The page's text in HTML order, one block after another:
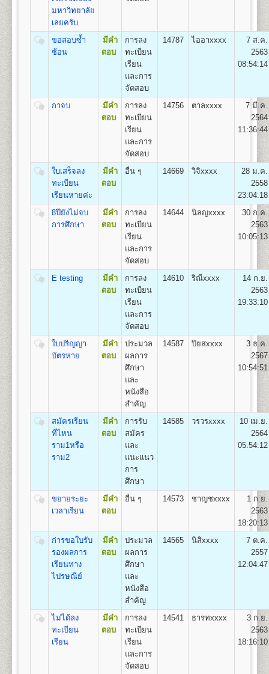
กลุ่มวิชาเอกการปกครอง (Plan A),
2. กลุ่มวิชาเอกความสัมพันธ์ระหว่างประเทศ (Plan B)
3. และกลุ่มวิชาเอกการบริหารรัฐกิจ (Plan C)
หลักสูตร 4 ปี จำนวน 137
หน่วยกิต
ชื่อปริญญา
เศรษฐศาสตรบัณฑิต (ศ.บ.) Bachelor of
Economics (B.Econ.)
เศรษฐศาสตร์ทฤษฎีและเชิงปริมาณ
เศรษฐศาสตร์ธุรกิจและอุตสาหกรรม เศรษฐศาสตร์การ
เงินและการบริหารความเสี่ยง เศรษฐศาสตร์การคลังและ
การพัฒนา เศรษฐศาสตร์ระหว่างประเทศและโลกาภิวัตน์
และเศรษฐศาสตร์การเกษตร
คณะสื่อสารมวลชน
หลักสูตร 4 ปี จำนวน 144
ศิลปศาสตรบัณฑิต (สื่อสารมวลชน) ศศ.บ.
(สื่อสารมวลชน) Bachelor of Arts (Mass
Communication) B.A. (Mass Communication)
คือ สาขาวิชาสื่อสารมวลชน
คณะพัฒนาทรัพยากรมนุษย์
เปิดสอนระดับปริญญาตรี
หลักสูตร 4 ปี จำนวน 132
ศิลปศาสตรบัณฑิต(การพัฒนาทรัพยากร
มนุษย์) ศ.ศ.บ.(การพัฒนาทรัพยากรมนุษย์) Bachelor of
Arts (Human Resourse Development) B.A. (Human
Resourse Development)
เปิดสอน1 สาขาวิชาคือ สาขาวิชาพัฒนาทรัพยากร
มนุษย์
หลักสูตร 4 ปี จำนวน 138 -148
หน่วยกิต
ชื่อปริญญาวิศวกรรมศาสตรบัณฑิต (วศ.บ.) Bachelor of
เปิดสอน5สาขาวิชาคือ
1.สาขาวิชาวิศวกรรมโยธา
2.สาขาวิชาวิศวกรรมอุตสาหการ
3.สาขาวิชาวิศวกรรมพลังงาน
4.สาขาวิชาวิศวกรรมคอมพิวเตอร์
5.สาขาวิชาวิศวกรรมสิ่งแวดล้อม
คณะศิลปกรรมศาสตร์
เปิดสอนระดับปริญญาตรี
หลักสูตร 4 ปี 137-139
ศิลปกรรมศาสตรบัณฑิต (ศป.บ) Bachelor of
ประวัตินักศึกษาใหม่ (ม.ร.๒๕) สำ หรับแผ่นระบายให้ใส่
ไว้ในคู่มือ ม.ร. ๒๕
๕. เอกสารอื่นๆ(ถ้ามี) กรณี
มีการเปลี่ยนชื่อตัว-นามสกุล ให้เย็บติดคู่กับสำเนาวุฒิบัตร
ห้องประชุมใหญ่
อาคารหอประชุม
พ่อขุนรามคำแหงมหาราช
- แนะนำ การติดสติ๊กเกอ
- เลือกกระบวนวิชาลงท
โดยดูกระบวนวิชาชั้นปี
*(กรณีผู้ใช้ม.ร.๓๖, ม.ร.
ห้องศักดิ์ ผาสุขนิรันด์
อาคารหอประชุมพ่อขุนรามคำแหง
- ชำระเงินค่าธรรมเนียม
(ดูรายละเอียดหน้า ๑๓
- จัดเก็บซองประวัตินักศึ
เมื่อเสร็จสิ้นขั้นตอนการรับสมัครเป็นนักศึกษาใหม่แล้ว ผู้
สมัครจะได้รับเอกสารกลับไป ดังนี้
๑. ใบเสร็จรับเงินลงทะเบียนนักศึกษาใหม่
๒. ใบนัดรับบัตรประจำ ตัวนักศึกษา
๓. หนังสือปฐมนิเทศนักศึกษา
อัตราค่าธรรมเนียมการศึกษา ค่าลง
ทะเบียนเรียนและค่าบำรุงการศึกษา
1. ค่าลงทะเบียนเรียนเป็นรายหน่วยกิตๆ ละ
2. ค่าบัตรประจำตัวผู้เข้าศึกษา
3. ค่าธรรมเนียมแรกเข้าศึกษา
4. ค่าขึ้นทะเบียนผู้เข้าศึกษา
5. ค่าสมาชิกหนังสือพิมพ์ข่าวรามคำแหง
6. ค่าบำรุงมหาวิทยาลัย ภาคปกติ
ค่าบำรุงมหาวิทยาลัย ภาคฤดูร้อน
7. ค่าใบรับรองผลการศึกษา ชุดละ
สูตรการชำระเงินสำหรับผู้เข้าศึกษาราย
กระบวนวิชา (PRE-DEGREE)
จำนวน
ค่า
(บาท)
ค่า
(บาท)
ค่า
ศึกษา
ค่าทำ
ตัว
ถาวร
ค่าขึ้น
ศึกษา
ค่า
รามฯ
(บาท)
1 50 800
2,050
800
3 150 500 800 100 500 100
2,150
4 800
2,200
800
มหาวิทยาลัย
เลยครับ
ขอสอบซ้ำ
ซ้อน
มีคำ
ตอบ
การลง
ทะเบียน
เรียน
และการ
จัดสอบ
14787 ไออาxxxx
7 ส.ค.
2563
08:54:14
กาจบ
มีคำ
ตอบ
การลง
ทะเบียน
เรียน
และการ
จัดสอบ
14756 ตาลxxxx
7 มี.ค.
2564
11:36:44
ใบเสร็จลง
ทะเบียน
เรียนหายค่ะ
มีคำ
ตอบ
อื่น ๆ 14669 วิจิxxxx
28 ม.ค.
2558
23:04:18
8ปียังไม่จบ
การศึกษา
มีคำ
ตอบ
การลง
ทะเบียน
เรียน
และการ
จัดสอบ
14644 นิลญxxxx
30 ก.ค.
2563
10:05:13
E testing
มีคำ
ตอบ
การลง
ทะเบียน
เรียน
และการ
จัดสอบ
14610 ริณีxxxx
14 ก.ย.
2563
19:33:10
ใบปริญญา
บัตรหาย
มีคำ
ตอบ
ประมวล
ผลการ
ศึกษา
และ
หนังสือ
สำคัญ
14587 ปิยสxxxx
3 ธ.ค.
2567
10:54:51
สมัครเรียน
ที่ไหน
ราม1หรือ
ราม2
มีคำ
ตอบ
การรับ
สมัคร
และ
แนะแนว
การ
ศึกษา
14585 วรวรxxxx
10 เม.ย.
2564
05:54:12
ขยายระยะ
เวลาเรียน
มีคำ
ตอบ
อื่น ๆ 14573 ชาญชxxxx
1 ก.ย.
2563
18:20:13
ก่ารขอใบรับ
รองผลการ
เรียนทาง
ไปรษณีย์
มีคำ
ตอบ
ประมวล
ผลการ
ศึกษา
และ
หนังสือ
สำคัญ
14565 นิสิxxxx
7 ต.ค.
2557
12:04:47
ไม่ได้ลง
ทะเบียน
เรียน
มีคำ
ตอบ
การลง
ทะเบียน
เรียน
และการ
จัดสอบ
14541 ธารทxxxx
3 ก.ย.
2563
18:16:10